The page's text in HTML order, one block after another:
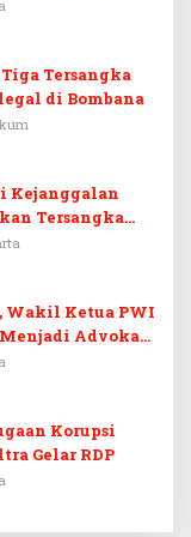
Tersangka
di Bombana
Kejanggalan
Tersangka
Wakil Ketua PWI
Advokat
Korupsi
Gelar RDP